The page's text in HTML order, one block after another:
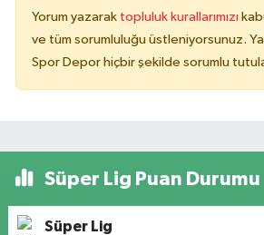
Yorum yazarak topluluk kurallarımızı
ve tüm sorumluluğu üstleniyorsunuz.
Spor Depor hiçbir şekilde sorumlu
Süper Lig Puan Durumu
Süper Lig